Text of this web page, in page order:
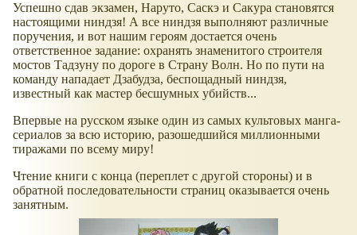
Успешно сдав экзамен, Наруто, Саскэ и Сакура становятся
настоящими ниндзя! А все ниндзя выполняют различные
поручения, и вот нашим героям достается очень
ответственное задание: охранять знаменитого строителя
мостов Тадзуну по дороге в Страну Волн. Но по пути на
команду нападает Дзабудза, беспощадный ниндзя,
известный как мастер бесшумных убийств...
Впервые на русском языке один из самых культовых манга-
сериалов за всю историю, разошедшийся миллионными
тиражами по всему миру!
Чтение книги с конца (переплет с другой стороны) и в
обратной последовательности страниц оказывается очень
занятным.